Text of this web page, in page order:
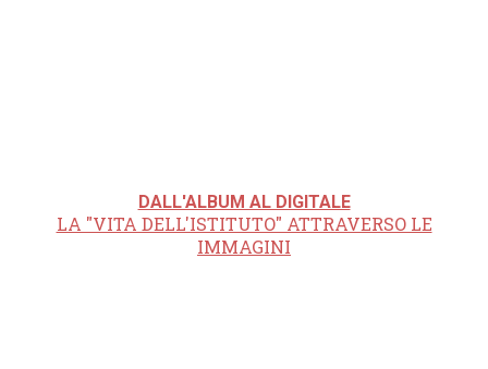
DALL'ALBUM AL DIGITALE
LA "VITA DELL'ISTITUTO" ATTRAVERSO LE
IMMAGINI